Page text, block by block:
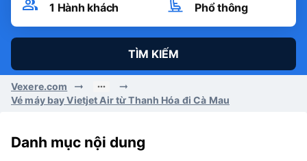
1 Hành khách Phổ thông
TÌM KIẾM
Vexere.com
Vé máy bay Vietjet Air từ Thanh Hóa đi Cà Mau
Danh mục nội dung